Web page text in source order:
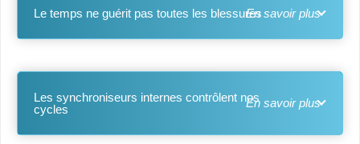
Le temps ne guérit pas toutes les blessures
Les synchroniseurs internes contrôlent nos
cycles